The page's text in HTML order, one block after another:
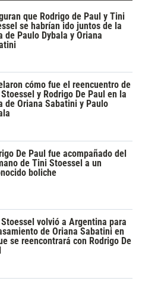
que Rodrigo de Paul y Tini
se habrían ido juntos de la
de Paulo Dybala y Oriana
cómo fue el reencuentro de
y Rodrigo De Paul en la
de Oriana Sabatini y Paulo
De Paul fue acompañado del
de Tini Stoessel a un
boliche
volvió a Argentina para
de Oriana Sabatini en
se reencontrará con Rodrigo De